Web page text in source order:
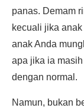
panas. Demam
kecuali jika
anak Anda
apa jika ia
dengan
Namun, bukan